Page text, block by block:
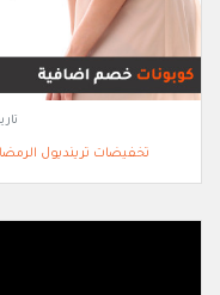
تخفيضات ترينديول الرمضانية تصل 90% بالاضافة